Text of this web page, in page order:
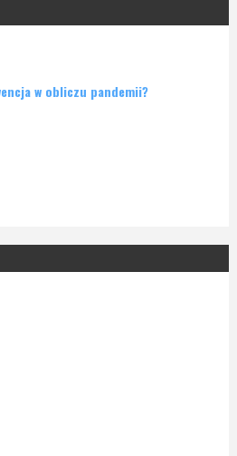
w obliczu pandemii?